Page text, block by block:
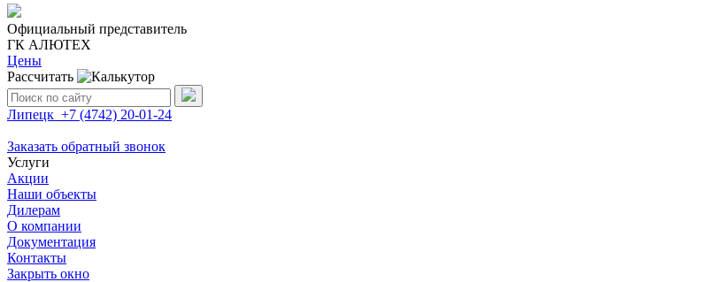
Официальный представитель
ГК АЛЮТЕХ
Цены
Рассчитать
Поиск:
Липецк +7 (4742) 20-01-24
Заказать обратный звонок
Услуги
Акции
Наши объекты
Дилерам
О компании
Документация
Контакты
Закрыть окно